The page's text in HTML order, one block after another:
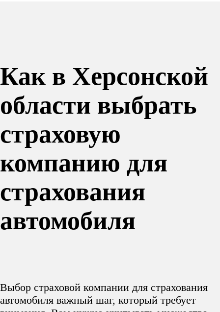
Как в Херсонской
области выбрать
страховую
компанию для
страхования
автомобиля
Выбор страховой компании для страхования
автомобиля важный шаг, который требует